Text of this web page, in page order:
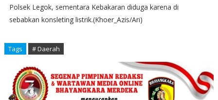
Polsek Legok, sementara Kebakaran diduga karena di
sebabkan konsleting listrik.(Khoer_Azis/Ari)
Tags # Daerah